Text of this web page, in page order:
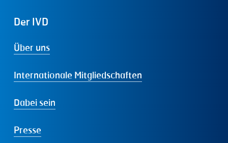
Der IVD
Über uns
Internationale Mitgliedschaften
Dabei sein
Presse